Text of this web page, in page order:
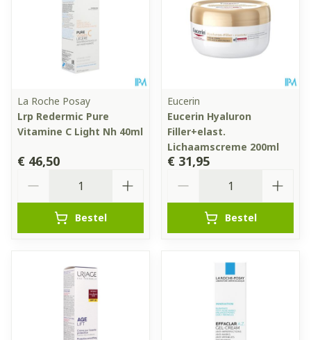
La Roche Posay
Lrp Redermic Pure
Vitamine C Light Nh 40ml
€ 46,50
Bestel
Eucerin
Eucerin Hyaluron
Filler+elast.
Lichaamscreme 200ml
€ 31,95
Bestel